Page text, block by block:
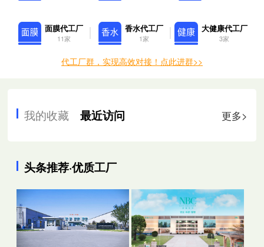
面膜代工厂
11家
香水代工厂
1家
大健康代工厂
3家
代工厂群，实现高效对接！点此进群>>
我的收藏 最近访问 更多>
头条推荐·优质工厂